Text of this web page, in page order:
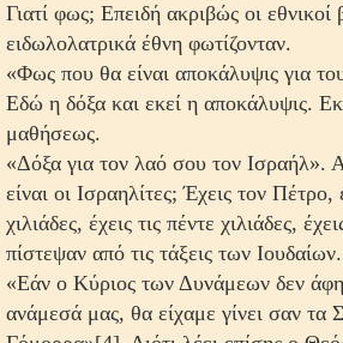
Γιατί φως; Επειδή ακριβώς οι
ειδωλολατρικά έθνη φωτίζονταν.
«Φως που θα είναι αποκάλυψις για
Εδώ η δόξα και εκεί η αποκάλυψις.
μαθήσεως.
«Δόξα για τον λαό σου τον
είναι οι Ισραηλίτες; Έχεις τον
χιλιάδες, έχεις τις πέντε χιλιάδες,
πίστεψαν από τις τάξεις των
«Εάν ο Κύριος των Δυνάμεων δεν
ανάμεσά μας, θα είχαμε γίνει σαν τα